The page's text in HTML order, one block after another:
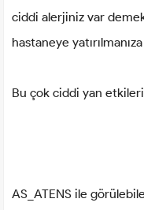
ciddi alerjiniz var
hastaneye
Bu çok ciddi yan
AS_ATENS ile